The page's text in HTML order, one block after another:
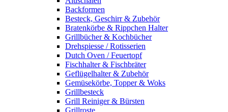
Backformen
Besteck, Geschirr & Zubehör
Bratenkörbe & Rippchen Halter
Grillbücher & Kochbücher
Drehspiesse / Rotisserien
Dutch Oven / Feuertopf
Fischhalter & Fischbräter
Geflügelhalter & Zubehör
Gemüsekörbe, Topper & Woks
Grillbesteck
Grill Reiniger & Bürsten
Grillroste